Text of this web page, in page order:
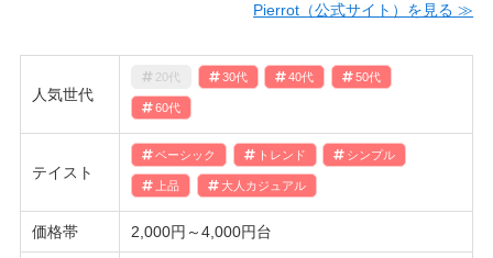
Pierrot（公式サイト）を見る ≫
人気世代
20代 30代 40代 50代
60代
テイスト
ベーシック トレンド シンプル
上品 大人カジュアル
価格帯 2,000円～4,000円台